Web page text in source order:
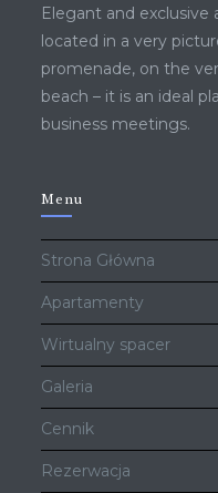
Elegant and exclusive
located in a very
promenade, on the
beach – it is an ideal
business meetings.
Menu
Strona Główna
Apartamenty
Wirtualny spacer
Galeria
Cennik
Rezerwacja